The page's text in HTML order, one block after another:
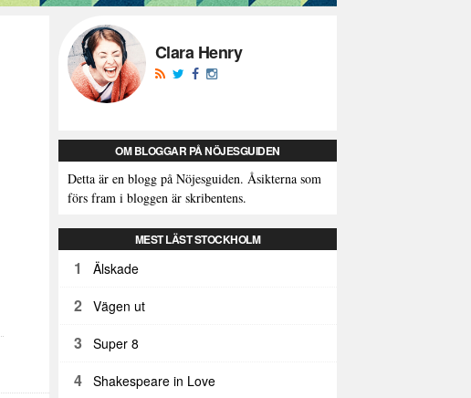
Clara Henry
OM BLOGGAR PÅ NÖJESGUIDEN
Detta är en blogg på Nöjesguiden. Åsikterna som
förs fram i bloggen är skribentens.
MEST LÄST STOCKHOLM
1 Älskade
2 Vägen ut
3 Super 8
4 Shakespeare in Love